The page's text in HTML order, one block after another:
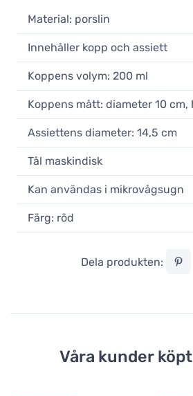
Loveramics Egg
cappuccinokopp
19,90 €
Obekräftad
Loveramics Egg
cappuccinokopp
19,90 €
I lager
19,90 €
Material: porslin
Innehåller kopp och assiett
Koppens volym: 200 ml
Koppens mått: diameter 10 cm,
Assiettens diameter: 14,5 cm
Tål maskindisk
Kan användas i mikrovågsugn
Färg: röd
Dela produkten:
Våra kunder